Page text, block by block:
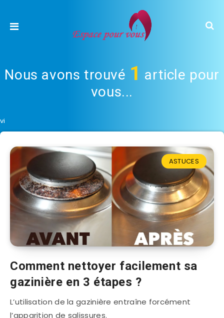
Nous avons trouvé 1 article pour
vous...
vi
ASTUCES
Comment nettoyer facilement sa
gazinière en 3 étapes ?
L’utilisation de la gazinière entraîne forcément
l’apparition de salissures.